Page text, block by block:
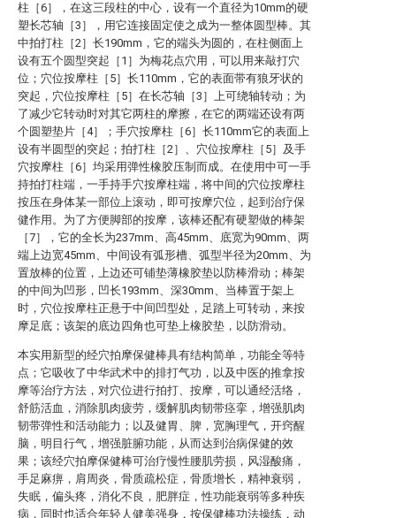
柱［6］，在这三段柱的中心，设有一个直径为10mm的硬
塑长芯轴［3］，用它连接固定使之成为一整体圆型棒。其
中拍打柱［2］长190mm，它的端头为圆的，在柱侧面上
设有五个圆型突起［1］为梅花点穴用，可以用来敲打穴
位；穴位按摩柱［5］长110mm，它的表面带有狼牙状的
突起，穴位按摩柱［5］在长芯轴［3］上可绕轴转动；为
了减少它转动时对其它两柱的摩擦，在它的两端还设有两
个圆塑垫片［4］；手穴按摩柱［6］长110mm它的表面上
设有半圆型的突起；拍打柱［2］、穴位按摩柱［5］及手
穴按摩柱［6］均采用弹性橡胶压制而成。在使用中可一手
持拍打柱端，一手持手穴按摩柱端，将中间的穴位按摩柱
按压在身体某一部位上滚动，即可按摩穴位，起到治疗保
健作用。为了方便脚部的按摩，该棒还配有硬塑做的棒架
［7］，它的全长为237mm、高45mm、底宽为90mm、两
端上边宽45mm、中间设有弧形槽、弧型半径为20mm、为
置放棒的位置，上边还可铺垫薄橡胶垫以防棒滑动；棒架
的中间为凹形，凹长193mm、深30mm、当棒置于架上
时，穴位按摩柱正悬于中间凹型处，足踏上可转动，来按
摩足底；该架的底边四角也可垫上橡胶垫，以防滑动。
本实用新型的经穴拍摩保健棒具有结构简单，功能全等特
点；它吸收了中华武术中的排打气功，以及中医的推拿按
摩等治疗方法，对穴位进行拍打、按摩，可以通经活络，
舒筋活血，消除肌肉疲劳，缓解肌肉韧带痉挛，增强肌肉
韧带弹性和活动能力；以及健胃、脾，宽胸理气，开窍醒
脑，明目行气，增强脏腑功能，从而达到治病保健的效
果；该经穴拍摩保健棒可治疗慢性腰肌劳损，风湿酸痛，
手足麻痹，肩周炎，骨质疏松症，骨质增长，精神衰弱，
失眠，偏头疼，消化不良，肥胖症，性功能衰弱等多种疾
病，同时也适合年轻人健美强身，按保健棒功法操练，动